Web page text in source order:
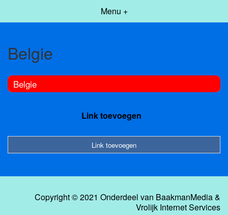
Menu +
Belgie
Belgie
Link toevoegen
Link toevoegen
Copyright © 2021 Onderdeel van BaakmanMedia&
Vrolijk Internet Services